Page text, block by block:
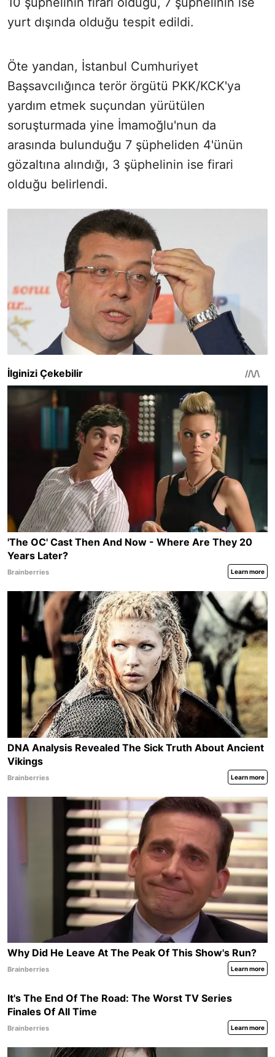
yurt dışında olduğu tespit edildi.
Öte yandan, İstanbul Cumhuriyet
Başsavcılığınca terör örgütü PKK/KCK'ya
yardım etmek suçundan yürütülen
soruşturmada yine İmamoğlu'nun da
arasında bulunduğu 7 şüpheliden 4'ünün
gözaltına alındığı, 3 şüphelinin ise firari
olduğu belirlendi.